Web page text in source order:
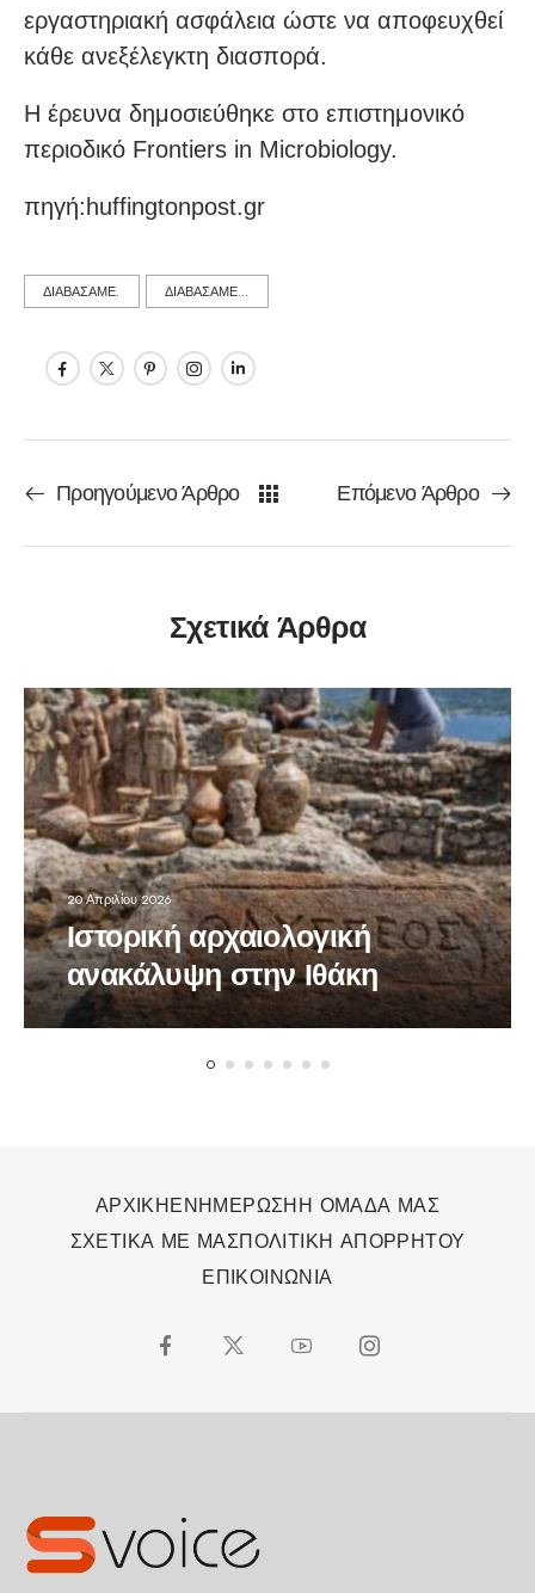
εργαστηριακή ασφάλεια ώστε να αποφευχθεί
κάθε ανεξέλεγκτη διασπορά.
Η έρευνα δημοσιεύθηκε στο επιστημονικό
περιοδικό Frontiers in Microbiology.
πηγή:huffingtonpost.gr
ΔΙΑΒΑΣΑΜΕ. ΔΙΑΒΑΣΑΜΕ...
Προηγούμενο Άρθρο Επόμενο Άρθρο
Σχετικά Άρθρα
20 Απριλίου 2026
Ιστορική αρχαιολογική
ανακάλυψη στην Ιθάκη
ΑΡΧΙΚΗΕΝΗΜΕΡΩΣΗΗ ΟΜΑΔΑ ΜΑΣ
ΣΧΕΤΙΚΑ ΜΕ ΜΑΣΠΟΛΙΤΙΚΗ ΑΠΟΡΡΗΤΟΥ
ΕΠΙΚΟΙΝΩΝΙΑ